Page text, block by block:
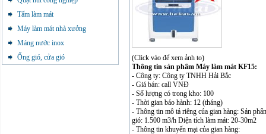
Tấm làm mát
Máy làm mát nhà xưởng
Máng nước inox
Ống gió, cửa gió
(Click vào để xem ảnh to)
Thông tin sản phẩm Máy làm mát KF15:
- Công ty: Công ty TNHH Hải Bắc
- Giá bán: call VNĐ
- Số lượng có trong kho: 100
- Thời gian bảo hành: 12 (tháng)
- Thông tin mô tả riêng của gian hàng: Sản
gió: 1.500 m3/h Diện tích làm mát: 20-30m2
- Thông tin khuyến mại của gian hàng: